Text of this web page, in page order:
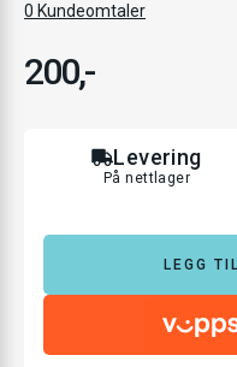
0 Kundeomtaler
200,-
Levering
På nettlager
LEGG